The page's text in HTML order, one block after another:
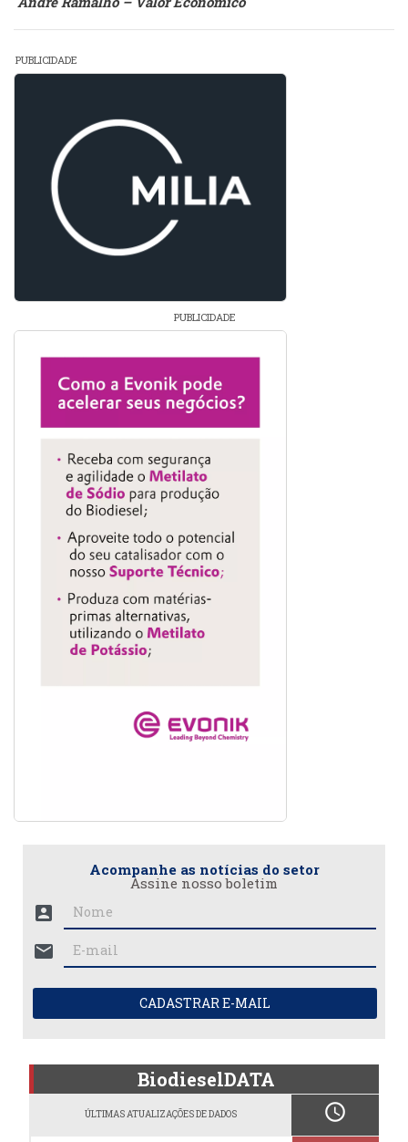
PUBLICIDADE
PUBLICIDADE
Acompanhe as notícias do setor
Assine nosso boletim
account_box
mail
CADASTRAR E-MAIL
BiodieselDATA
ÚLTIMAS ATUALIZAÇÕES DE DADOS schedule